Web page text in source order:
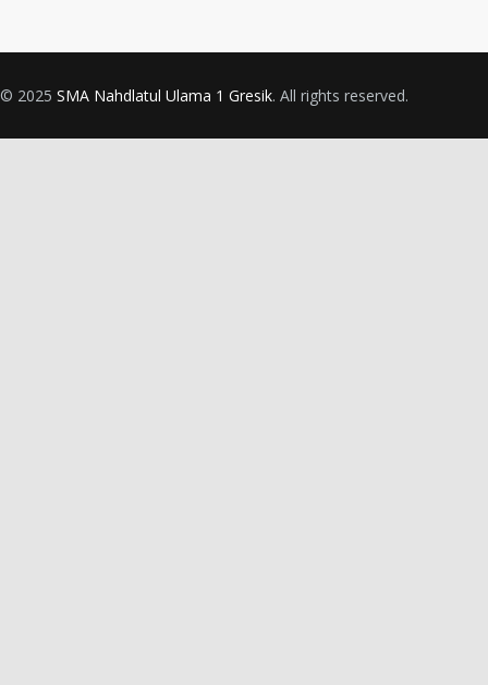
© 2025 SMA Nahdlatul Ulama 1 Gresik. All rights reserved.